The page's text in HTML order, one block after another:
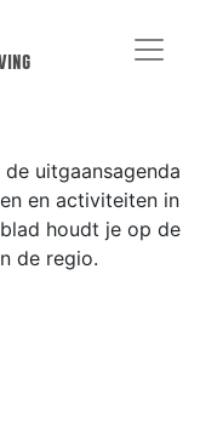
uitgaansagenda
en activiteiten in
houdt je op de
de regio.